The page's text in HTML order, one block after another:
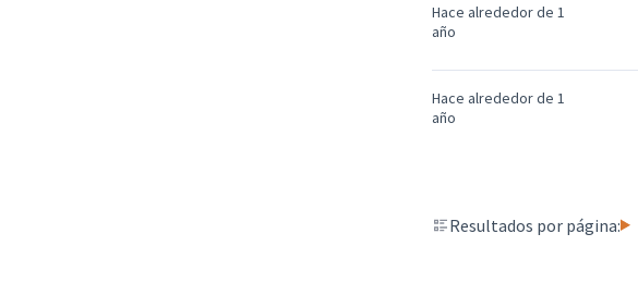
Hace alrededor de 1
año
Hace alrededor de 1
año
Resultados por página: